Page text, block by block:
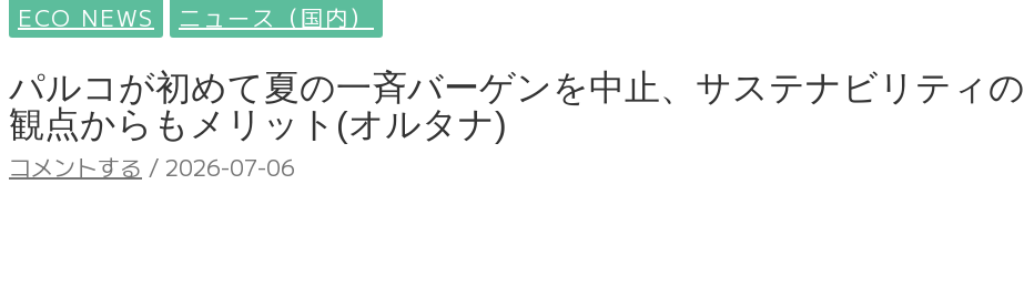
ECO NEWS ニュース（国内）
パルコが初めて夏の一斉バーゲンを中止、サステナビリティの
観点からもメリット(オルタナ)
コメントする / 2026-07-06